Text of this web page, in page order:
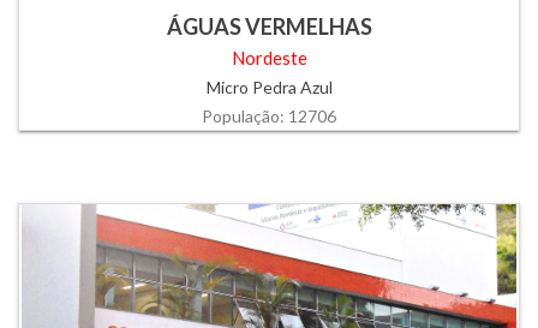
ÁGUAS VERMELHAS
Nordeste
Micro Pedra Azul
População: 12706